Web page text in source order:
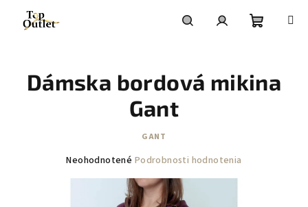
obsah
košík
Dámska bordová mikina
Gant
GANT
Priemerné
Neohodnotené Podrobnosti hodnotenia